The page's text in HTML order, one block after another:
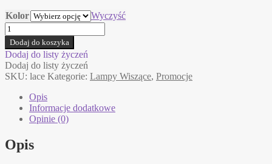
Kolor
Wyczyść
ilość
LACE
Crabon
lampa
wisząca
Dodaj do koszyka
Dodaj do listy życzeń
Dodaj do listy życzeń
SKU: lace Kategorie: Lampy Wiszące, Promocje
Opis
Informacje dodatkowe
Opinie (0)
Opis